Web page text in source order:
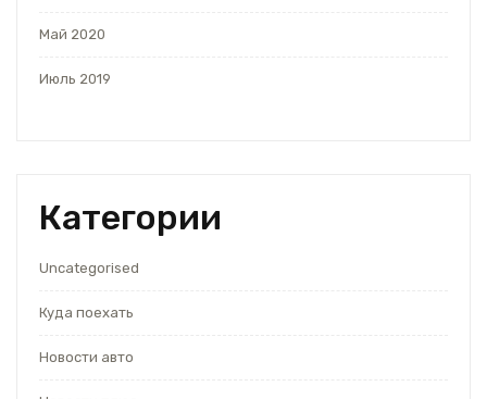
Май 2020
Июль 2019
Категории
Uncategorised
Куда поехать
Новости авто